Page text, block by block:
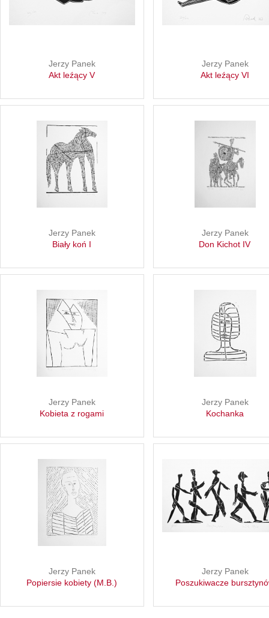
Jerzy Panek
Akt leźący V
Jerzy Panek
Akt leźący VI
Jerzy Panek
Biały koń I
Jerzy Panek
Don Kichot IV
Jerzy Panek
Kobieta z rogami
Jerzy Panek
Kochanka
Jerzy Panek
Popiersie kobiety (M.B.)
Jerzy Panek
Poszukiwacze